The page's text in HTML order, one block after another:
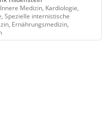
Medizin, Kardiologie,
Spezielle internistische
Ernährungsmedizin,